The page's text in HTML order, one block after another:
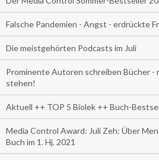
Falsche Pandemien - Angst - erdrückte
Die meistgehörten Podcasts im Juli
Prominente Autoren schreiben Bücher -
stehen!
Aktuell ++ TOP 5 Biolek ++ Buch-
Media Control Award: Juli Zeh: Über
Buch im 1. Hj. 2021